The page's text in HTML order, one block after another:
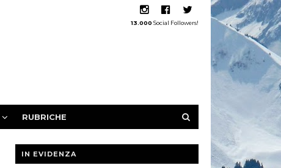
13.000 Social Followers!
RUBRICHE
IN EVIDENZA